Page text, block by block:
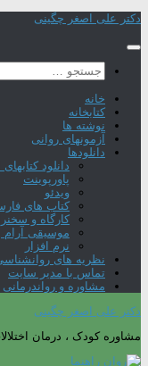
Skip
content
دکتر علی اصغر چگینی
جستجو
برای:
خانه
کتابخانه
نوشته ها
آزمونهای روانی
دانلودها
دانلود
پاورپوینت
ویدئو
کتاب های
کارگاه و
موسیقی
نرم افزار
نظریه های
تماس با مدیر سایت
مشاوره و رواندرمانی
دکتر علی اصغر چگینی
مشاوره کودک ، درمان